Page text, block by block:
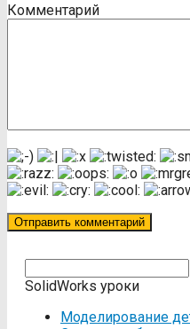
Комментарий
SolidWorks уроки
Моделирование